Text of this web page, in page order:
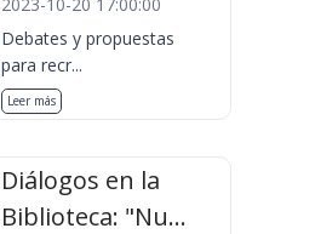
Debates y propuestas
para recr...
Leer más
Diálogos en la
Biblioteca: "Nu...